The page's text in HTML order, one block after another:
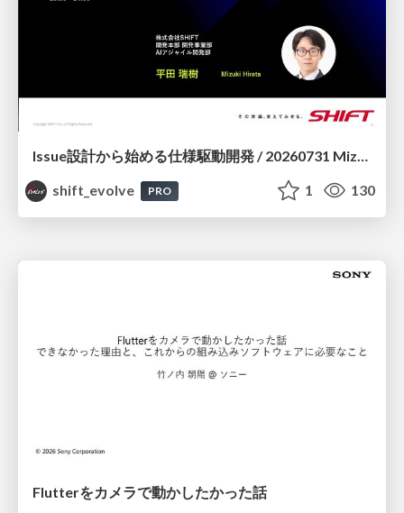
Issue設計から始める仕様駆動開発 / 20260731 Mizuki Hirata
shift_evolve
PRO 1 130
Flutterをカメラで動かしたかった話